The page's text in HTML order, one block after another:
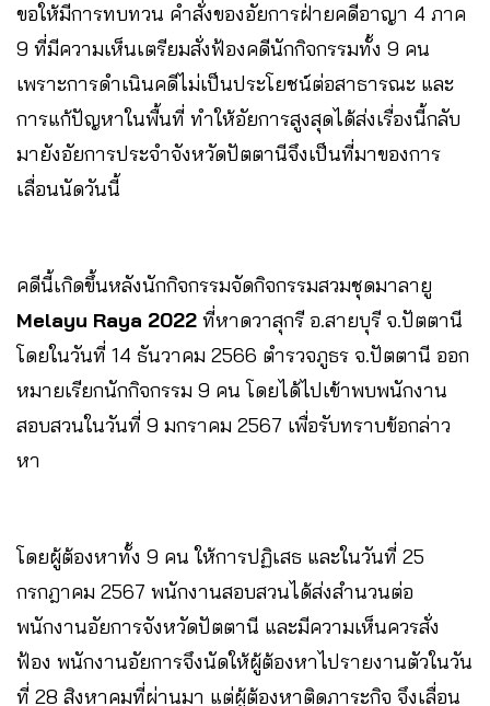
ขอให้มีการทบทวน คำสั่งของอัยการฝ่ายคดีอาญา 4 ภาค
9 ที่มีความเห็นเตรียมสั่งฟ้องคดีนักกิจกรรมทั้ง 9 คน
เพราะการดำเนินคดีไม่เป็นประโยชน์ต่อสาธารณะ และ
การแก้ปัญหาในพื้นที่ ทำให้อัยการสูงสุดได้ส่งเรื่องนี้กลับ
มายังอัยการประจำจังหวัดปัตตานีจึงเป็นที่มาของการ
เลื่อนนัดวันนี้
คดีนี้เกิดขึ้นหลังนักกิจกรรมจัดกิจกรรมสวมชุดมาลายู
Melayu Raya 2022 ที่หาดวาสุกรี อ.สายบุรี จ.ปัตตานี
โดยในวันที่ 14 ธันวาคม 2566 ตำรวจภูธร จ.ปัตตานี ออก
หมายเรียกนักกิจกรรม 9 คน โดยได้ไปเข้าพบพนักงาน
สอบสวนในวันที่ 9 มกราคม 2567 เพื่อรับทราบข้อกล่าว
หา
โดยผู้ต้องหาทั้ง 9 คน ให้การปฏิเสธ และในวันที่ 25
กรกฎาคม 2567 พนักงานสอบสวนได้ส่งสำนวนต่อ
พนักงานอัยการจังหวัดปัตตานี และมีความเห็นควรสั่ง
ฟ้อง พนักงานอัยการจึงนัดให้ผู้ต้องหาไปรายงานตัวในวัน
ที่ 28 สิงหาคมที่ผ่านมา แต่ผู้ต้องหาติดภาระกิจ จึงเลื่อน